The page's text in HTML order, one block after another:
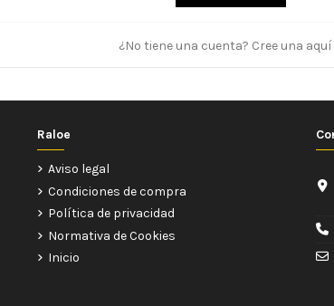
¿No tiene una cuenta? Cree una aquí
Raloe
Aviso legal
Condiciones de compra
Política de privacidad
Normativa de Cookies
Inicio